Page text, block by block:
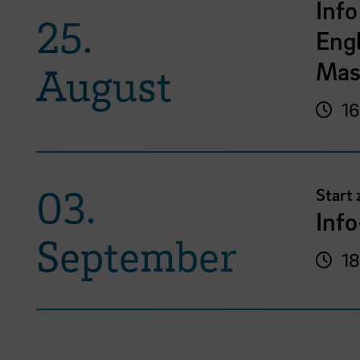
25.
August
03.
September
Start